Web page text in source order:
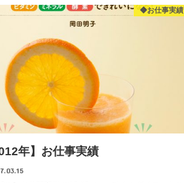
◆お仕事実績
年】お仕事実績